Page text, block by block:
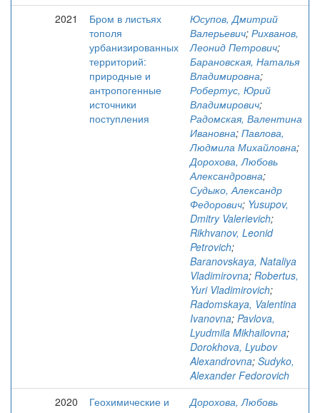
2021
Бром в листьях
тополя
урбанизированных
территорий:
природные и
антропогенные
источники
поступления
Юсупов, Дмитрий
Валерьевич; Рихванов,
Леонид Петрович;
Барановская, Наталья
Владимировна;
Робертус, Юрий
Владимирович;
Радомская, Валентина
Ивановна; Павлова,
Людмила Михайловна;
Дорохова, Любовь
Александровна;
Судыко, Александр
Федорович; Yusupov,
Dmitry Valerievich;
Rikhvanov, Leonid
Petrovich;
Baranovskaya, Nataliya
Vladimirovna; Robertus,
Yuri Vladimirovich;
Radomskaya, Valentina
Ivanovna; Pavlova,
Lyudmila Mikhailovna;
Dorokhova, Lyubov
Alexandrovna; Sudyko,
Alexander Fedorovich
2020
Геохимические и
Дорохова, Любовь